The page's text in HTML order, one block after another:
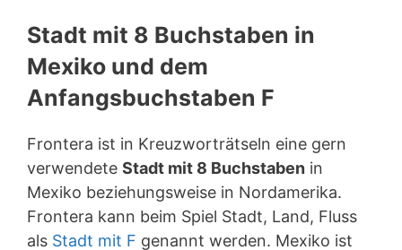
Stadt mit 8 Buchstaben in
Mexiko und dem
Anfangsbuchstaben F
Frontera ist in Kreuzworträtseln eine gern
verwendete Stadt mit 8 Buchstaben in
Mexiko beziehungsweise in Nordamerika.
Frontera kann beim Spiel Stadt, Land, Fluss
als Stadt mit F genannt werden. Mexiko ist